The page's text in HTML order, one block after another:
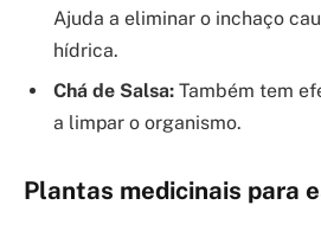
Ajuda a eliminar o inchaço
hídrica.
Chá de Salsa: Também tem
a limpar o organismo.
Plantas medicinais para